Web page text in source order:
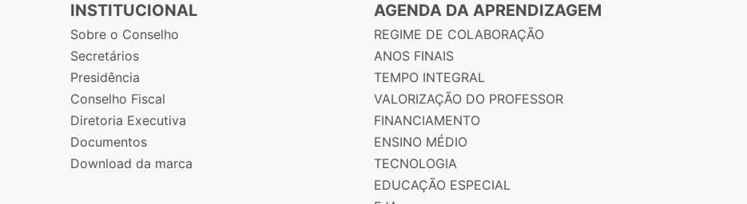
INSTITUCIONAL
Sobre o Conselho
Secretários
Presidência
Conselho Fiscal
Diretoria Executiva
Documentos
Download da marca
AGENDA DA APRENDIZAGEM
REGIME DE COLABORAÇÃO
ANOS FINAIS
TEMPO INTEGRAL
VALORIZAÇÃO DO PROFESSOR
FINANCIAMENTO
ENSINO MÉDIO
TECNOLOGIA
EDUCAÇÃO ESPECIAL